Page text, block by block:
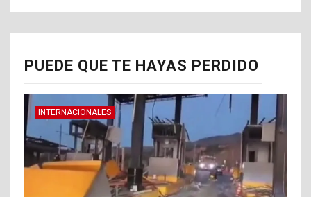
PUEDE QUE TE HAYAS PERDIDO
INTERNACIONALES